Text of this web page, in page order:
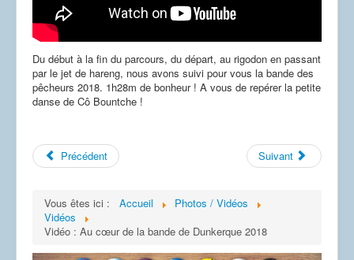
Du début à la fin du parcours, du départ, au rigodon en passant
par le jet de hareng, nous avons suivi pour vous la bande des
pêcheurs 2018. 1h28m de bonheur ! A vous de repérer la petite
danse de Cô Bountche !
Précédent Suivant
Vous êtes ici : Accueil
Photos / Vidéos
Vidéos
Vidéo : Au cœur de la bande de Dunkerque 2018